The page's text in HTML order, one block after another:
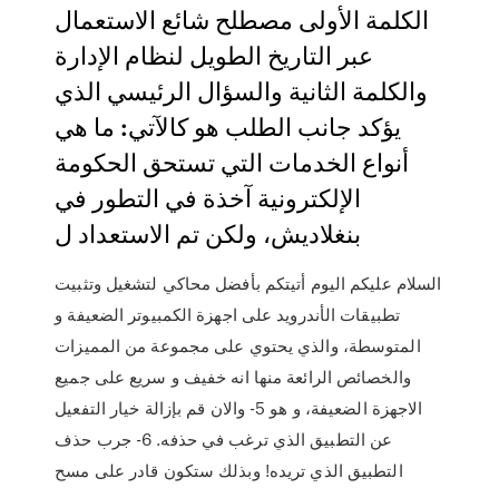
الكلمة الأولى مصطلح شائع الاستعمال
عبر التاريخ الطويل لنظام الإدارة
والكلمة الثانية والسؤال الرئيسي الذي
يؤكد جانب الطلب هو كالآتي: ما هي
أنواع الخدمات التي تستحق الحكومة
الإلكترونية آخذة في التطور في
بنغلاديش، ولكن تم الاستعداد ل
السلام عليكم اليوم أتيتكم بأفضل محاكي لتشغيل وتثبيت
تطبيقات الأندرويد على اجهزة الكمبيوتر الضعيفة و
المتوسطة، والذي يحتوي على مجموعة من المميزات
والخصائص الرائعة منها انه خفيف و سريع على جميع
الاجهزة الضعيفة، و هو 5- والان قم بإزالة خيار التفعيل
عن التطبيق الذي ترغب في حذفه. 6- جرب حذف
التطبيق الذي تريده! وبذلك ستكون قادر على مسح